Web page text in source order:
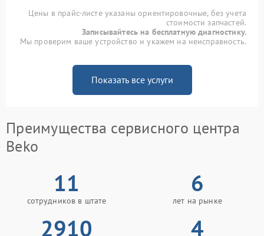
Цены в прайс-листе указаны ориентировочные, без учета
стоимости запчастей.
Записывайтесь на бесплатную диагностику.
Мы проверим ваше устройство и укажем на неисправность.
Показать все услуги
Преимущества сервисного центра
Beko
11
сотрудников в штате
6
лет на рынке
2910 4